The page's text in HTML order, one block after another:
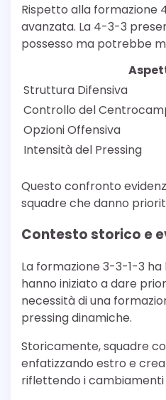
Rispetto alla formazione
avanzata. La 4-3-3
possesso ma potrebbe
Struttura Difensiva
Controllo del
Opzioni Offensiva
Intensità del Pressing
Questo confronto
squadre che danno
Contesto storico e
La formazione 3-3-1-3
hanno iniziato a dare
necessità di una
pressing dinamiche.
Storicamente, squadre
enfatizzando estro e
riflettendo i cambiamenti